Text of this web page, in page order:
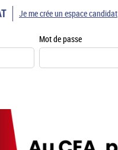
Mot de passe
Je me crée un espace candidat